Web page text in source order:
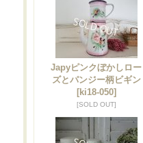
Japyピンクぼかしロー
ズとパンジー柄ビギン
[ki18-050]
[SOLD OUT]